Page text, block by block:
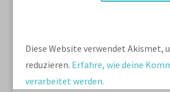
Diese Website verwendet Akismet,
reduzieren. Erfahre, wie deine
verarbeitet werden.